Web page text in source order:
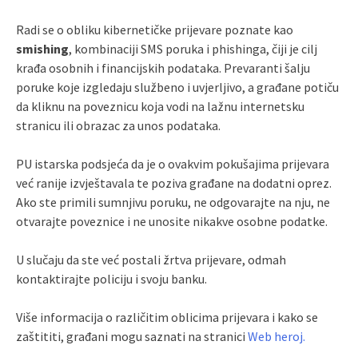
Radi se o obliku kibernetičke prijevare poznate kao
smishing, kombinaciji SMS poruka i phishinga, čiji je cilj
krađa osobnih i financijskih podataka. Prevaranti šalju
poruke koje izgledaju službeno i uvjerljivo, a građane potiču
da kliknu na poveznicu koja vodi na lažnu internetsku
stranicu ili obrazac za unos podataka.
PU istarska podsjeća da je o ovakvim pokušajima prijevara
već ranije izvještavala te poziva građane na dodatni oprez.
Ako ste primili sumnjivu poruku, ne odgovarajte na nju, ne
otvarajte poveznice i ne unosite nikakve osobne podatke.
U slučaju da ste već postali žrtva prijevare, odmah
kontaktirajte policiju i svoju banku.
Više informacija o različitim oblicima prijevara i kako se
zaštititi, građani mogu saznati na stranici Web heroj.